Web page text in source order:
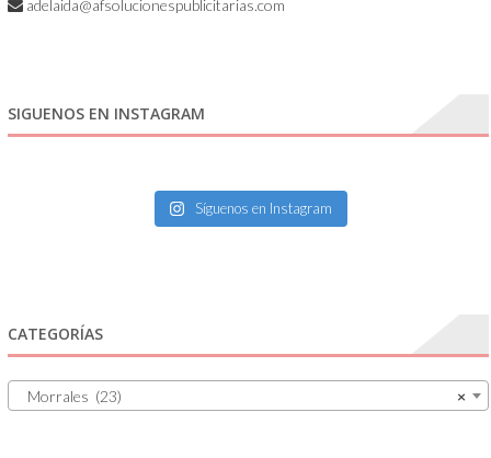
adelaida@afsolucionespublicitarias.com
SIGUENOS EN INSTAGRAM
Síguenos en Instagram
CATEGORÍAS
×
Morrales (23)